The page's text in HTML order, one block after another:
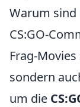
Warum sind
CS:GO-
Frag-
sondern
um die